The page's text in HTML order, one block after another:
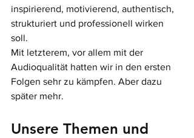
inspirierend, motivierend, authentisch,
strukturiert und professionell wirken
soll.
Mit letzterem, vor allem mit der
Audioqualität hatten wir in den ersten
Folgen sehr zu kämpfen. Aber dazu
später mehr.
Unsere Themen und